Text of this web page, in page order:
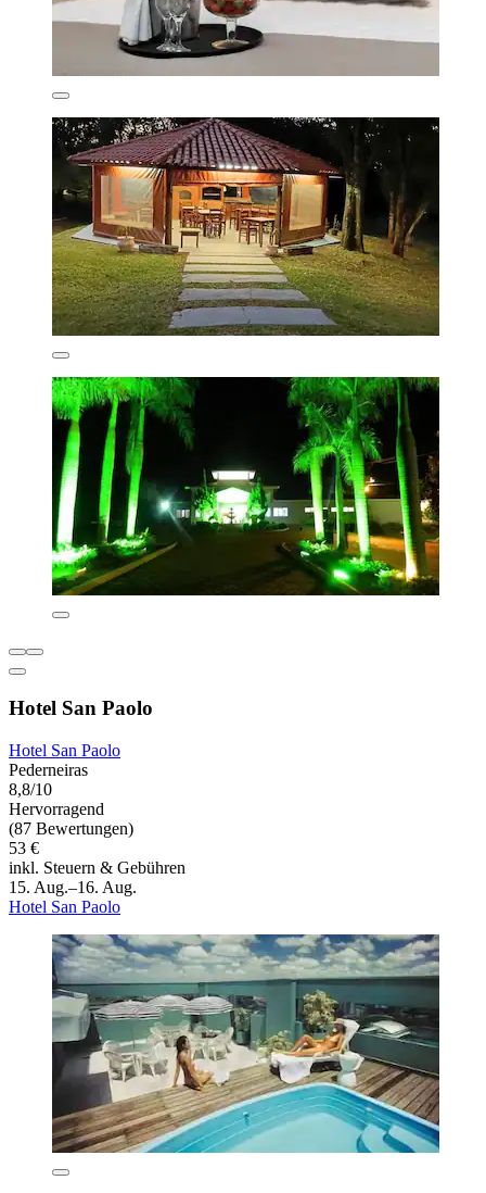
Hotel San Paolo
Hotel San Paolo
Pederneiras
8,8/10
Hervorragend
(87 Bewertungen)
53 €
inkl. Steuern & Gebühren
15. Aug.–16. Aug.
Hotel San Paolo